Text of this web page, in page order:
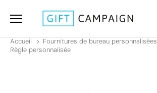
Accueil
Fournitures de bureau personnalisées
Règle personnalisée